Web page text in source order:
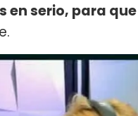
serio, para